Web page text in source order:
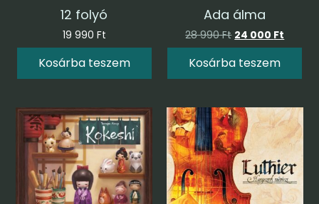
12 folyó
19 990 Ft
Kosárba teszem
Ada álma
28 990Ft 24 000 Ft
Kosárba teszem